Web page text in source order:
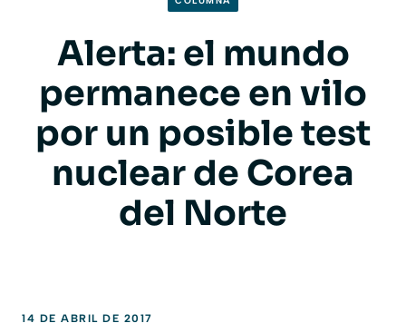
Alerta: el mundo
permanece en vilo
por un posible test
nuclear de Corea
del Norte
14 DE ABRIL DE 2017